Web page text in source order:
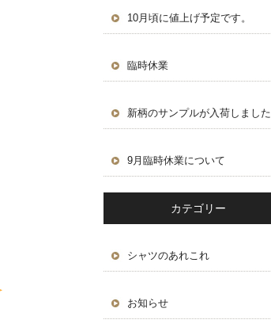
10月頃に値上げ予定です。
臨時休業
新柄のサンプルが入荷しました
9月臨時休業について
カテゴリー
シャツのあれこれ
お知らせ